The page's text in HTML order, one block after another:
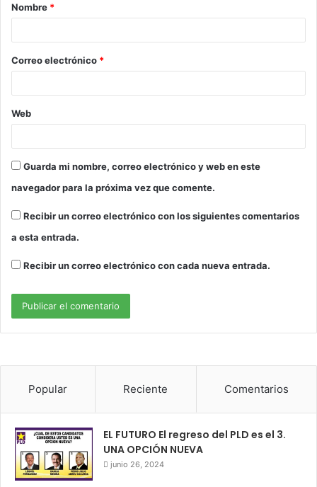
r
*
Nombre *
Correo electrónico *
Web
Guarda mi nombre, correo electrónico y web en este
navegador para la próxima vez que comente.
Recibir un correo electrónico con los siguientes comentarios
a esta entrada.
Recibir un correo electrónico con cada nueva entrada.
Popular Reciente Comentarios
EL FUTURO El regreso del PLD es el 3.
UNA OPCIÓN NUEVA
junio 26, 2024